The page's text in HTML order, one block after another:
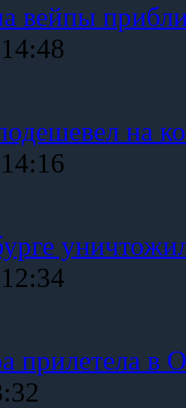
вейпы
на
прилетела в